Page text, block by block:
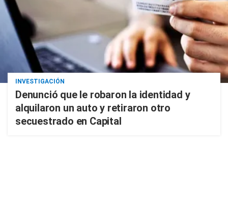
INVESTIGACIÓN
Denunció que le robaron la identidad y
alquilaron un auto y retiraron otro
secuestrado en Capital